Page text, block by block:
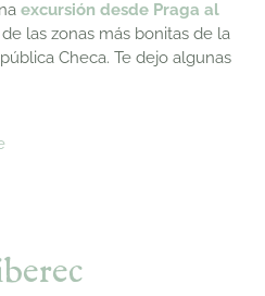
excursión desde Praga al
de las zonas más bonitas de la
Checa. Te dejo algunas